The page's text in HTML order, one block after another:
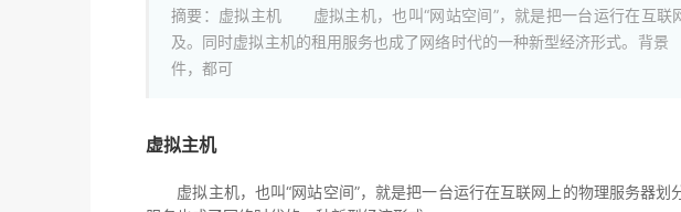
摘要：虚拟主机 虚拟主机，也叫“网站空间”，就是把一台运行在互联
及。同时虚拟主机的租用服务也成了网络时代的一种新型经济形式。
件，都可
虚拟主机
虚拟主机，也叫“网站空间”，就是把一台运行在互联网上的物理服务器划